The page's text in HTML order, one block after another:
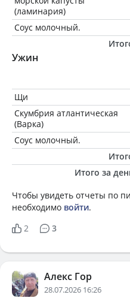
(ламинария)
Соус молочный.
Ужин
Щи
Скумбрия атлантическая
(Варка)
Соус молочный.
Итого за
Чтобы увидеть отчеты по
необходимо войти.
2
3
Алекс Гор
28.07.2026 16:26